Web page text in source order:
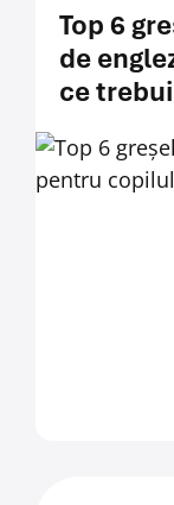
Top 6
de
ce